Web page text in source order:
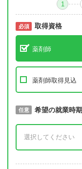
1
必須 取得資格
薬剤師
薬剤師取得見込
必須 取得予定年
任意 希望の就業時期